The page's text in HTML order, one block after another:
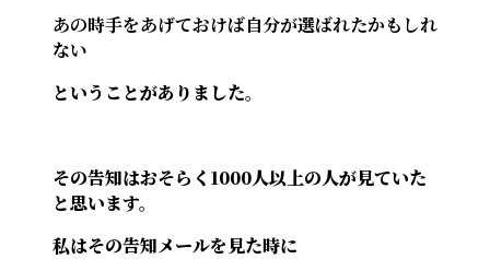
あの時手をあげておけば自分が選ばれたかもしれ
ない
ということがありました。
その告知はおそらく1000人以上の人が見ていた
と思います。
私はその告知メールを見た時に